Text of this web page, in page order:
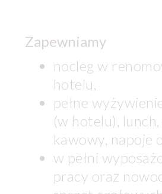
Zapewniamy
nocleg w
hotelu,
pełne
(w hotelu),
kawowy, napoje
w pełni
pracy oraz